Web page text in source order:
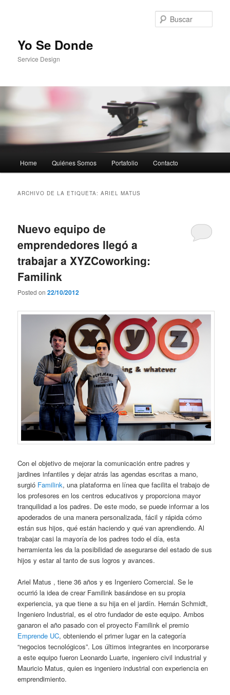
Yo Se Donde
Service Design
Ir al contenido principal
Ir al contenido secundario
Home Quiénes Somos Portafolio Contacto
ARCHIVO DE LA ETIQUETA:ARIEL MATUS
Nuevo equipo de
emprendedores llegó a
trabajar a XYZCoworking:
Familink
Posted on22/10/2012
Con el objetivo de mejorar la comunicación entre padres y
jardines infantiles y dejar atrás las agendas escritas a mano,
surgió Familink, una plataforma en línea que facilita el trabajo de
los profesores en los centros educativos y proporciona mayor
tranquilidad a los padres. De este modo, se puede informar a los
apoderados de una manera personalizada, fácil y rápida cómo
están sus hijos, qué están haciendo y qué van aprendiendo. Al
trabajar casi la mayoría de los padres todo el día, esta
herramienta les da la posibilidad de asegurarse del estado de sus
hijos y estar al tanto de sus logros y avances.
Ariel Matus , tiene 36 años y es Ingeniero Comercial. Se le
ocurrió la idea de crear Familink basándose en su propia
experiencia, ya que tiene a su hija en el jardín. Hernán Schmidt,
Ingeniero Industrial, es el otro fundador de este equipo. Ambos
ganaron el año pasado con el proyecto Familink el premio
Emprende UC, obteniendo el primer lugar en la categoría
“negocios tecnológicos”. Los últimos integrantes en incorporarse
a este equipo fueron Leonardo Luarte, ingeniero civil industrial y
Mauricio Matus, quien es ingeniero industrial con experiencia en
emprendimiento.